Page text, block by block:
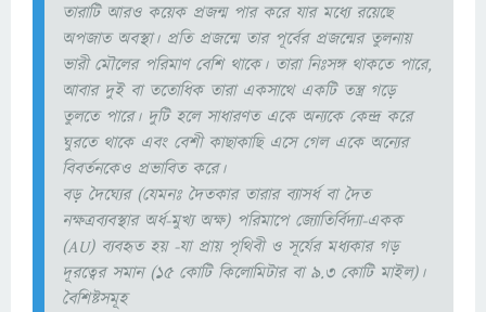
তারাটি আরও কয়েক প্রজন্ম পার করে যার মধ্যে রয়েছে
অপজাত অবস্থা। প্রতি প্রজন্মে তার পূর্বের প্রজন্মের তুলনায়
ভারী মৌলের পরিমাণ বেশি থাকে। তারা নিঃসঙ্গ থাকতে পারে,
আবার দুই বা ততোধিক তারা একসাথে একটি তন্ত্র গড়ে
তুলতে পারে। দুটি হলে সাধারণত একে অন্যকে কেন্দ্র করে
ঘুরতে থাকে এবং বেশী কাছাকাছি এসে গেল একে অন্যের
বিবর্তনকেও প্রভাবিত করে।
বড় দৈঘ্যের (যেমনঃ দৈতকার তারার ব্যাসর্ধ বা দৈত
নক্ষত্রব্যবস্থার অর্ধ-মুখ্য অক্ষ) পরিমাপে জ্যোতির্বিদ্যা-একক
(AU) ব্যবহৃত হয় -যা প্রায় পৃথিবী ও সূর্যের মধ্যকার গড়
দূরত্বের সমান (১৫ কোটি কিলোমিটার বা ৯.৩ কোটি মাইল)।
বৈশিষ্টসমূহ